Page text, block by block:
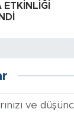
ETKİNLİĞİ